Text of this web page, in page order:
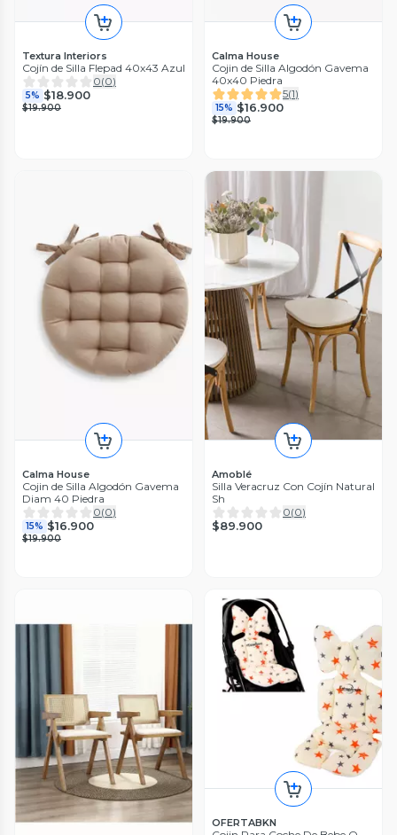
Textura Interiors
Cojín de Silla Flepad 40x43 Azul
0(0)
5% $18.900
$19.900
Calma House
Cojin de Silla Algodón Gavema
40x40 Piedra
5(1)
15% $16.900
$19.900
Calma House
Cojin de Silla Algodón Gavema
Diam 40 Piedra
0(0)
15% $16.900
$19.900
Amoblé
Silla Veracruz Con Cojín Natural
Sh
0(0)
$89.900
OFERTABKN